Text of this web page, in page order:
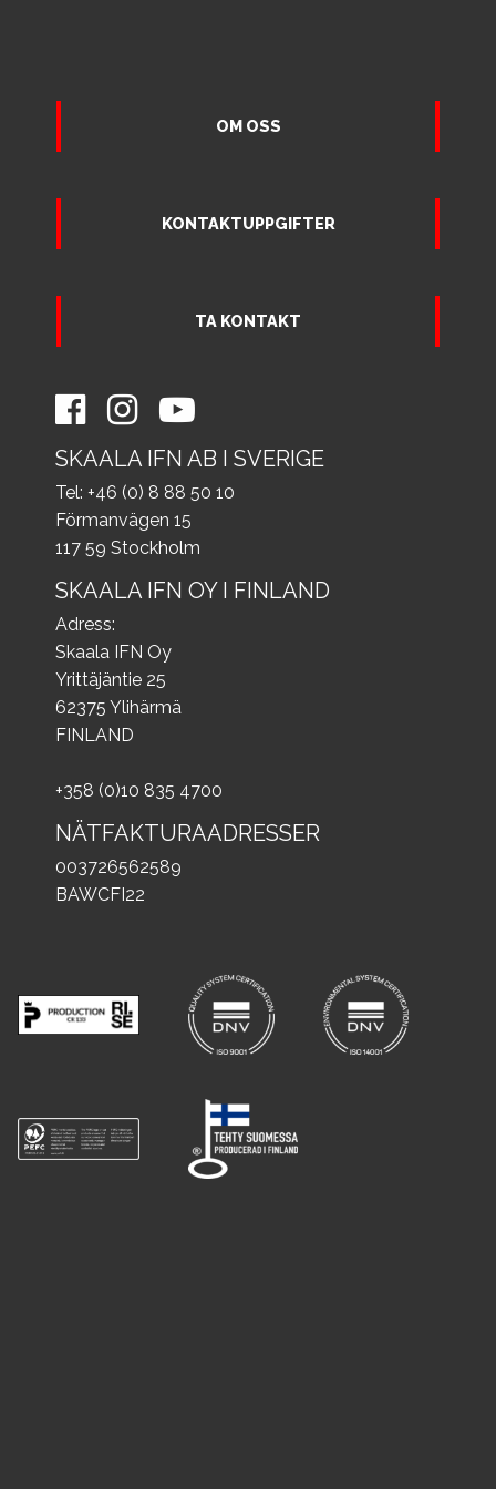
OM OSS
KONTAKTUPPGIFTER
TA KONTAKT
SKAALA IFN AB I SVERIGE
Tel: +46 (0) 8 88 50 10
Förmanvägen 15
117 59 Stockholm
SKAALA IFN OY I FINLAND
Adress:
Skaala IFN Oy
Yrittäjäntie 25
62375 Ylihärmä
FINLAND
+358 (0)10 835 4700
NÄTFAKTURAADRESSER
003726562589
BAWCFI22